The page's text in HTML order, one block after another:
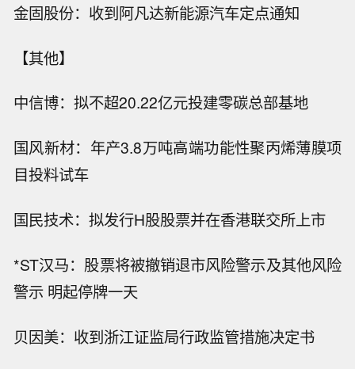
金固股份：收到阿凡达新能源汽车定点通知
【其他】
中信博：拟不超20.22亿元投建零碳总部基地
国风新材：年产3.8万吨高端功能性聚丙烯薄膜项
目投料试车
国民技术：拟发行H股股票并在香港联交所上市
*ST汉马：股票将被撤销退市风险警示及其他风险
警示 明起停牌一天
贝因美：收到浙江证监局行政监管措施决定书